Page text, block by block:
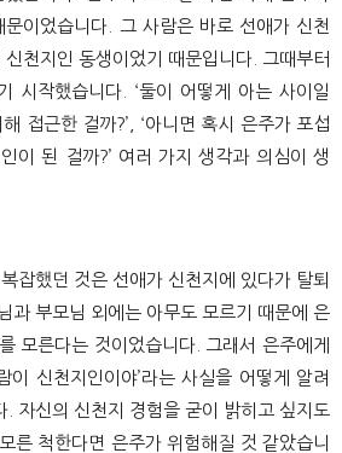
색
이었습니다. 그 사람은 바로 선애가 신천
천지인 동생이었기 때문입니다. 그때부터
시작했습니다. ‘둘이 어떻게 아는 사이일
접근한 걸까?’, ‘아니면 혹시 은주가 포섭
이 된 걸까?’ 여러 가지 생각과 의심이 생
잡했던 것은 선애가 신천지에 있다가 탈퇴
과 부모님 외에는 아무도 모르기 때문에 은
모른다는 것이었습니다. 그래서 은주에게
이 신천지인이야’라는 사실을 어떻게 알려
. 자신의 신천지 경험을 굳이 밝히고 싶지도
른 척한다면 은주가 위험해질 것 같았습니